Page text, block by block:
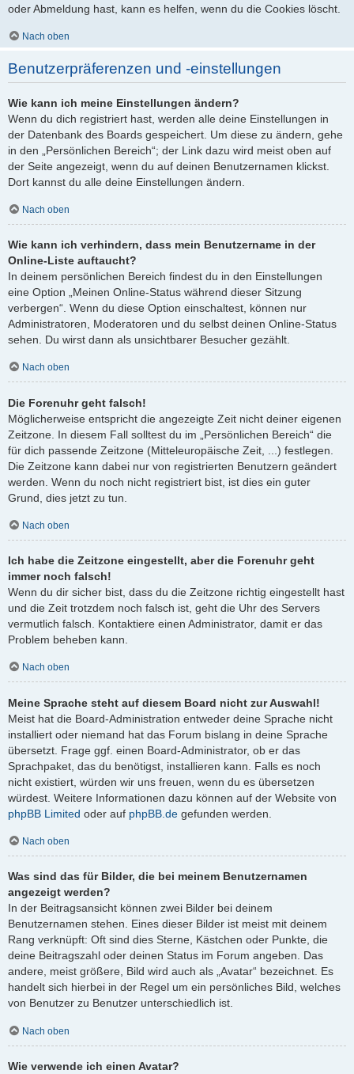
oder Abmeldung hast, kann es helfen, wenn du die Cookies löscht.
Nach oben
Benutzerpräferenzen und -einstellungen
Wie kann ich meine Einstellungen ändern?
Wenn du dich registriert hast, werden alle deine Einstellungen in
der Datenbank des Boards gespeichert. Um diese zu ändern, gehe
in den „Persönlichen Bereich“; der Link dazu wird meist oben auf
der Seite angezeigt, wenn du auf deinen Benutzernamen klickst.
Dort kannst du alle deine Einstellungen ändern.
Nach oben
Wie kann ich verhindern, dass mein Benutzername in der
Online-Liste auftaucht?
In deinem persönlichen Bereich findest du in den Einstellungen
eine Option „Meinen Online-Status während dieser Sitzung
verbergen“. Wenn du diese Option einschaltest, können nur
Administratoren, Moderatoren und du selbst deinen Online-Status
sehen. Du wirst dann als unsichtbarer Besucher gezählt.
Nach oben
Die Forenuhr geht falsch!
Möglicherweise entspricht die angezeigte Zeit nicht deiner eigenen
Zeitzone. In diesem Fall solltest du im „Persönlichen Bereich“ die
für dich passende Zeitzone (Mitteleuropäische Zeit, ...) festlegen.
Die Zeitzone kann dabei nur von registrierten Benutzern geändert
werden. Wenn du noch nicht registriert bist, ist dies ein guter
Grund, dies jetzt zu tun.
Nach oben
Ich habe die Zeitzone eingestellt, aber die Forenuhr geht
immer noch falsch!
Wenn du dir sicher bist, dass du die Zeitzone richtig eingestellt hast
und die Zeit trotzdem noch falsch ist, geht die Uhr des Servers
vermutlich falsch. Kontaktiere einen Administrator, damit er das
Problem beheben kann.
Nach oben
Meine Sprache steht auf diesem Board nicht zur Auswahl!
Meist hat die Board-Administration entweder deine Sprache nicht
installiert oder niemand hat das Forum bislang in deine Sprache
übersetzt. Frage ggf. einen Board-Administrator, ob er das
Sprachpaket, das du benötigst, installieren kann. Falls es noch
nicht existiert, würden wir uns freuen, wenn du es übersetzen
würdest. Weitere Informationen dazu können auf der Website von
phpBB Limited oder auf phpBB.de gefunden werden.
Nach oben
Was sind das für Bilder, die bei meinem Benutzernamen
angezeigt werden?
In der Beitragsansicht können zwei Bilder bei deinem
Benutzernamen stehen. Eines dieser Bilder ist meist mit deinem
Rang verknüpft: Oft sind dies Sterne, Kästchen oder Punkte, die
deine Beitragszahl oder deinen Status im Forum angeben. Das
andere, meist größere, Bild wird auch als „Avatar“ bezeichnet. Es
handelt sich hierbei in der Regel um ein persönliches Bild, welches
von Benutzer zu Benutzer unterschiedlich ist.
Nach oben
Wie verwende ich einen Avatar?